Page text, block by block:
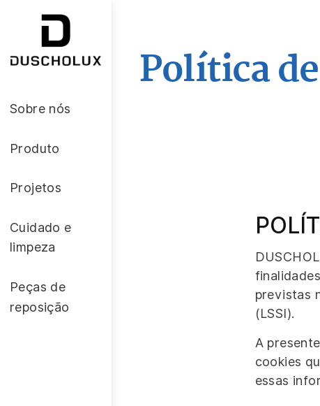
Sobre nós
Produto
Projetos
Cuidado e
limpeza
Peças de
reposição
Política
previstas
(LSSI).
A
cookies
essas